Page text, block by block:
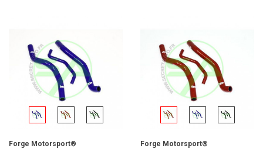
Forge Motorsport® Forge Motorsport®